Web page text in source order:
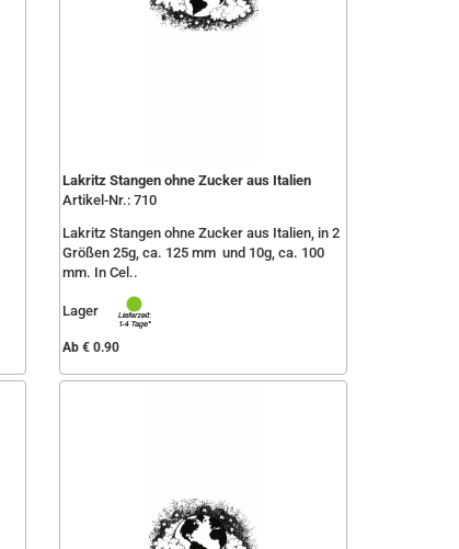
Lakritz Stangen ohne Zucker aus Italien
Artikel-Nr.: 710
Lakritz Stangen ohne Zucker aus Italien, in 2
Größen 25g, ca. 125 mm und 10g, ca. 100
mm. In Cel..
Lager
Ab € 0.90